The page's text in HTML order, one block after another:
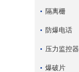
隔离栅
防爆电话
压力监控器
爆破片